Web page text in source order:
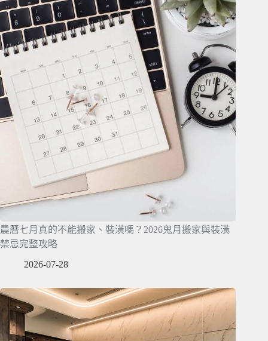
農曆七月真的不能搬家、裝潢嗎？2026鬼月搬家與裝潢
禁忌完整攻略
2026-07-28